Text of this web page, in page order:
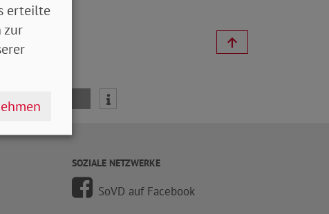
SOZIALE NETZWERKE
SoVD auf Facebook
erteilte
zur